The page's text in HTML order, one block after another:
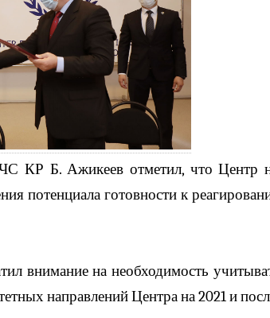
КР Б. Ажикеев отметил, что Центр
потенциала готовности к
внимание на необходимость
направлений Центра на 2021 и